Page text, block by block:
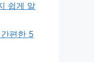
쉽게 알
편한 5